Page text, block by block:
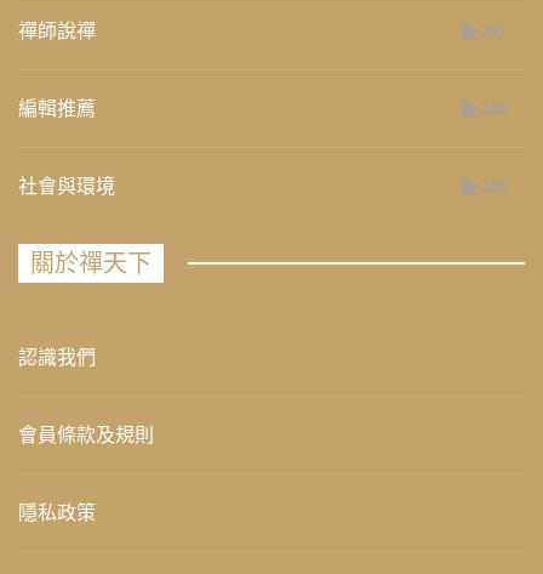
禪師說禪 267
編輯推薦 236
社會與環境 235
關於禪天下
認識我們
會員條款及規則
隱私政策